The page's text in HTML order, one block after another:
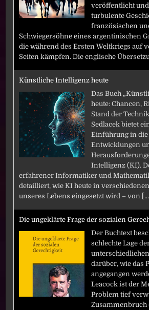
veröffentlicht
turbulente
französischen
Schwiegersöhne eines argentinischen
die während des Ersten Weltkriegs auf
Seiten kämpfen. Die englische
Künstliche Intelligenz heute
Das Buch
heute: Chancen,
Stand der
Sedlacek bietet
Einführung in die
Entwicklungen
Intelligenz (KI).
erfahrener Informatiker und
detailliert, wie KI heute in
unseres Lebens eingesetzt wird – von
Die ungeklärte Frage der sozialen
Der Buchtext
schlechte Lage
darüber, wie das
angegangen
Leacock ist der
Problem tief
Zusammenbruch